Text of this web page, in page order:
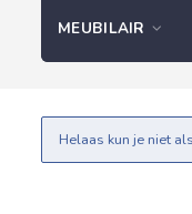
MEUBILAIR
Helaas kun je niet